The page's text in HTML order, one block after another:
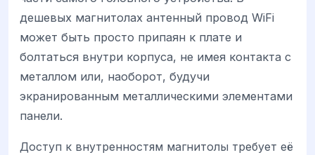
дешевых магнитолах антенный провод WiFi
может быть просто припаян к плате и
болтаться внутри корпуса, не имея контакта с
металлом или, наоборот, будучи
экранированным металлическими элементами
панели.
Доступ к внутренностям магнитолы требует её